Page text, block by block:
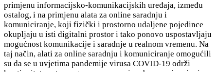
primjenu informacijsko-komunikacijskih uređaja, između
ostalog, i na primjenu alata za online saradnju i
komuniciranje, koji fizički i prostorno udaljene pojedince
okupljaju u isti digitalni prostor i tako ponovo uspostavljaju
mogućnost komunikacije i saradnje u realnom vremenu. Na
taj način, alati za online saradnju i komuniciranje omogućili
su da se u uvjetima pandemije virusa COVID-19 održi